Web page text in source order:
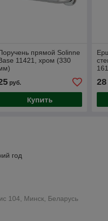
прямой Solinne
11421, хром (330
руб.
Купить
28
год
104, Минск, Беларусь